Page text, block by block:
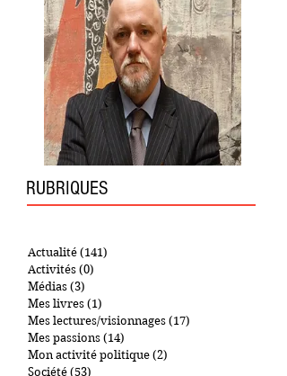
Actualité (141)
Activités (0)0 post
Médias (3)3 posts
Mes livres (1) 1 post
Mes lectures/visionnages